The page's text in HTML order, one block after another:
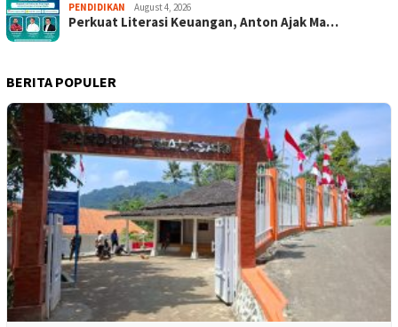
PENDIDIKAN August 4, 2026
Perkuat Literasi Keuangan, Anton Ajak Ma…
BERITA POPULER